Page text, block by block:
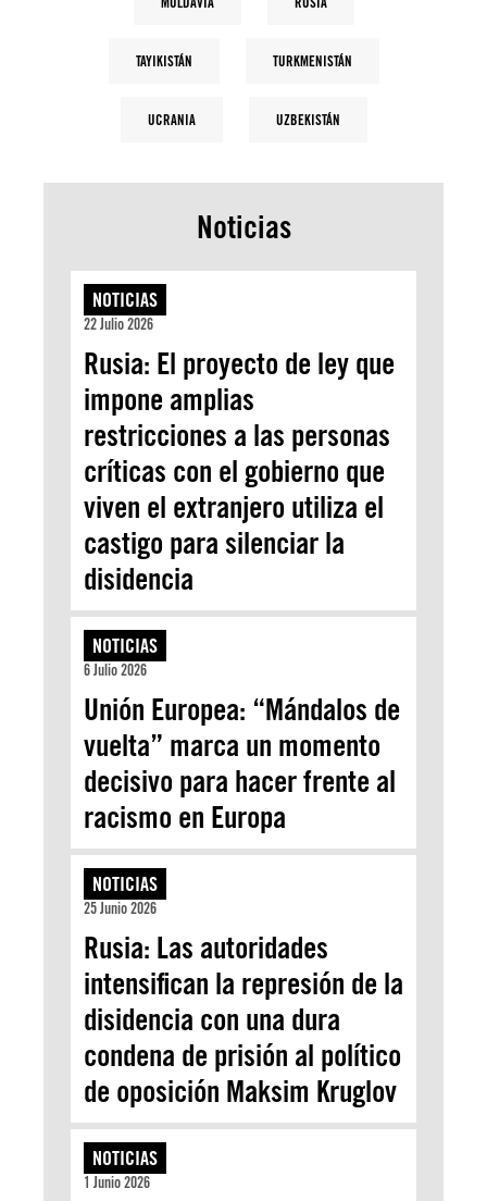
TAYIKISTÁN TURKMENISTÁN
UCRANIA UZBEKISTÁN
Noticias
NOTICIAS
22 Julio 2026
Rusia: El proyecto de ley que
impone amplias
restricciones a las personas
críticas con el gobierno que
viven el extranjero utiliza el
castigo para silenciar la
disidencia
NOTICIAS
6 Julio 2026
Unión Europea: “Mándalos de
vuelta” marca un momento
decisivo para hacer frente al
racismo en Europa
NOTICIAS
25 Junio 2026
Rusia: Las autoridades
intensifican la represión de la
disidencia con una dura
condena de prisión al político
de oposición Maksim Kruglov
NOTICIAS
1 Junio 2026